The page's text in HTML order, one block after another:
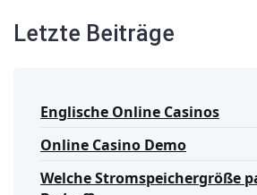
Letzte Beiträge
Englische Online Casinos
Online Casino Demo
Welche Stromspeichergröße